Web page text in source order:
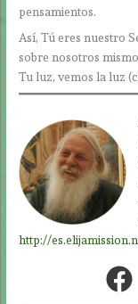
pensamientos.
Así, Tú eres nuestro
sobre nosotros
Tu luz, vemos la luz
http://